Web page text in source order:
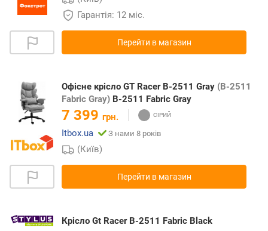
Гарантія: 12 міс.
Перейти в магазин
Офісне крісло GT Racer B-2511 Gray (B-2511
Fabric Gray) B-2511 Fabric Gray
7 399 грн.
Itbox.ua
З нами 8 років
(Київ)
Перейти в магазин
Крісло Gt Racer B-2511 Fabric Black